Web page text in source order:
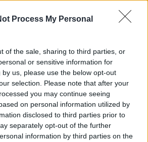
Process My Personal
of the sale, sharing to third parties, or
or sensitive information for
us, please use the below opt-out
selection. Please note that after your
you may continue seeing
on personal information utilized by
disclosed to third parties prior to
separately opt-out of the further
information by third parties on the